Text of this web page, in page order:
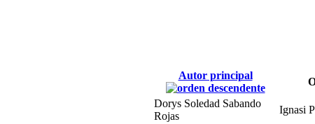
Autor principal
Dorys Soledad Sabando
Rojas
Ignasi